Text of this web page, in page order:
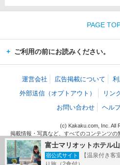
富士マリオットホテル
宿公式サイト
【温泉付き
PAGE
ご利用の前にお読みください。
運営会社 広告掲載について
外部送信（オプトアウト）
リン
お問い合わせ
ヘル
(c) Kakaku.com, Inc. All
掲載情報・写真など、すべてのコンテンツの